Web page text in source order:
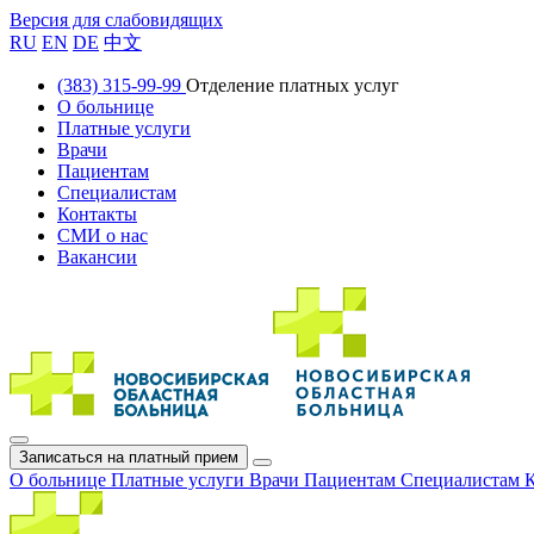
Версия для слабовидящих
RU EN DE 中文
(383) 315-99-99 Отделение платных услуг
О больнице
Платные услуги
Врачи
Пациентам
Специалистам
Контакты
СМИ о нас
Вакансии
Записаться на платный прием
О больнице Платные услуги Врачи Пациентам Специалистам